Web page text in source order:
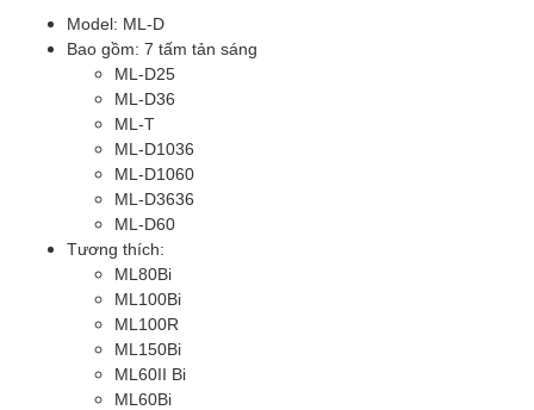
Model: ML-D
Bao gồm: 7 tấm tản sáng
ML-D25
ML-D36
ML-T
ML-D1036
ML-D1060
ML-D3636
ML-D60
Tương thích:
ML80Bi
ML100Bi
ML100R
ML150Bi
ML60II Bi
ML60Bi